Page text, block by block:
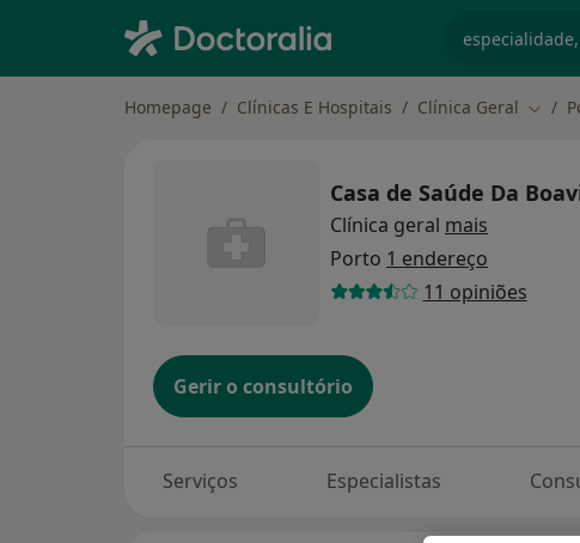
Homepage Clínicas E Hospitais Clínica Geral
Casa de Saúde Da
Clínica geral mais
Porto 1 endereço
11 opiniões
Gerir o consultório
Serviços Especialistas